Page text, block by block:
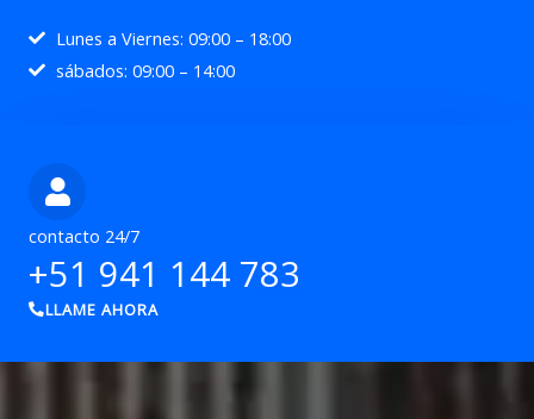
Lunes a Viernes: 09:00 – 18:00
sábados: 09:00 – 14:00
contacto 24/7
+51 941 144 783
LLAME AHORA